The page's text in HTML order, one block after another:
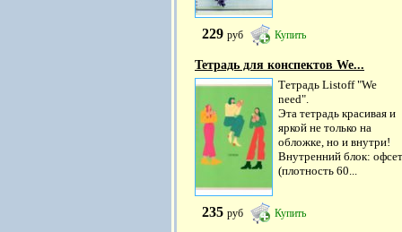
229 руб Купить
Тетрадь для конспектов We...
Тетрадь Listoff "We
need".
Эта тетрадь красивая и
яркой не только на
обложке, но и внутри!
Внутренний блок: офсет
(плотность 60...
235 руб Купить